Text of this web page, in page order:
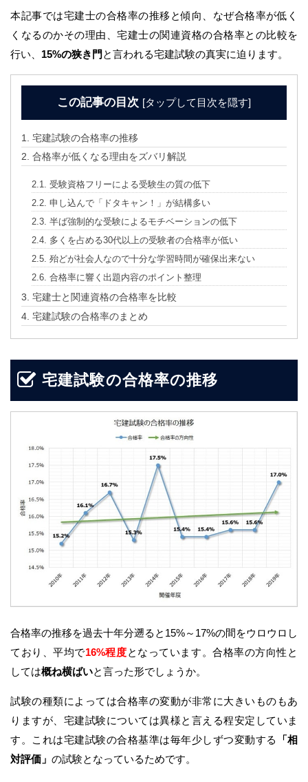
本記事では宅建士の合格率の推移と傾向、なぜ合格率が低く
くなるのかその理由、宅建士の関連資格の合格率との比較を
行い、 15%の狭き門 と言われる宅建試験の真実に迫ります。
この記事の目次 [タップして目次を隠す]
1.
宅建試験の合格率の推移
2. 合格率が低くなる理由をズバリ解説
2.1. 受験資格フリーによる受験生の質の低下
2.2. 申し込んで「ドタキャン！」が結構多い
2.3. 半ば強制的な受験によるモチベーションの低下
2.4. 多くを占める30代以上の受験者の合格率が低い
2.5. 殆どが社会人なので十分な学習時間が確保出来ない
2.6. 合格率に響く出題内容のポイント整理
3. 宅建士と関連資格の合格率を比較
4. 宅建試験の合格率のまとめ
宅建試験の合格率の推移
合格率の推移を過去十年分遡ると15%～17%の間をウロウロし
ており、平均で16%程度となっています。合格率の方向性と
しては概ね横ばいと言った形でしょうか。
試験の種類によっては合格率の変動が非常に大きいものもあ
りますが、宅建試験については異様と言える程安定していま
す。これは宅建試験の合格基準は毎年少しずつ変動する
「相
対評価」 の試験となっているためです。